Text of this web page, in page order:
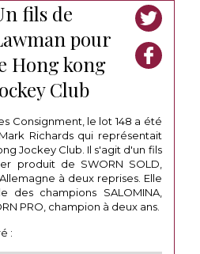
fils de
pour
Hong kong
Club
Consignment, le lot 148 a été
Richards qui représentait
Jockey Club. Il s'agit d'un fils
produit de SWORN SOLD,
à deux reprises. Elle
des champions SALOMINA,
PRO, champion à deux ans.
: